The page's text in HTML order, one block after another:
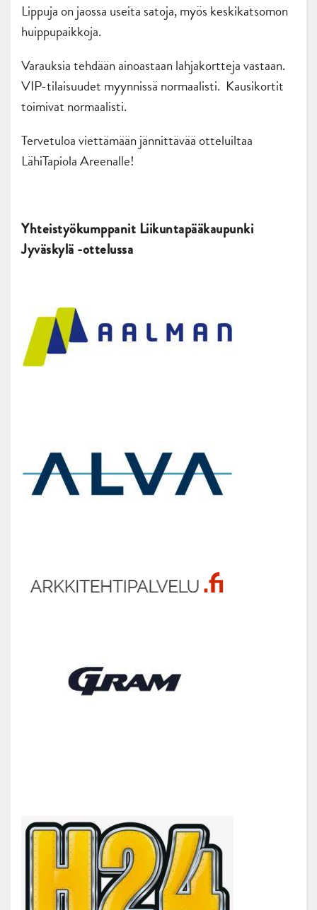
Lippuja on jaossa useita satoja, myös keskikatsomon
huippupaikkoja.
Varauksia tehdään ainoastaan lahjakortteja vastaan.
VIP-tilaisuudet myynnissä normaalisti. Kausikortit
toimivat normaalisti.
Tervetuloa viettämään jännittävää otteluiltaa
LähiTapiola Areenalle!
Yhteistyökumppanit Liikuntapääkaupunki
Jyväskylä -ottelussa